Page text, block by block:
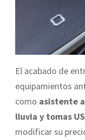
El acabado de
equipamientos
como asistente
lluvia y tomas
modificar su